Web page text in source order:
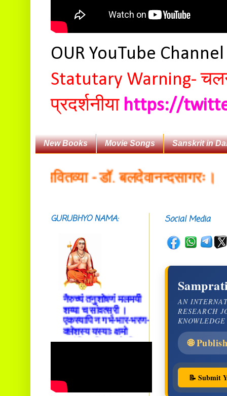
OUR YouTube
Statutary Warning-
प्रदर्शनीया https://
New Books Movie Songs Sanskrit in
भवितव्या - डॉ. बलदेवानन्दसागरः।
Social Media
AN
RESEARCH
🌐
📝 Submit
GURUBHYO NAMA:
सदाशिवसमारम्भां
अस्मदाचार्यपर्यन्तां
वन्दे गुरु परम्पराम् ॥
आस्तां तावदियं
प्रसूतिसमये दुर्वारशूलव्यथा
नैरुच्यं तनुशोषणं मलमयी
शय्या च सांवत्सरी ।
एकस्यापि न गर्भ-भार-भरण-
क्लेशस्य यस्याः क्षमो
दातुं निष्कृतिमुन्नतोऽपि
तनयस्तस्यैः जनन्यै